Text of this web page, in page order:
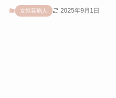
女性芸能人 2025年9月1日